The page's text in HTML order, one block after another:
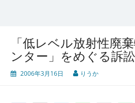
「低レベル放射性廃
ンター」をめぐる訴
2006年3月16日 りうか